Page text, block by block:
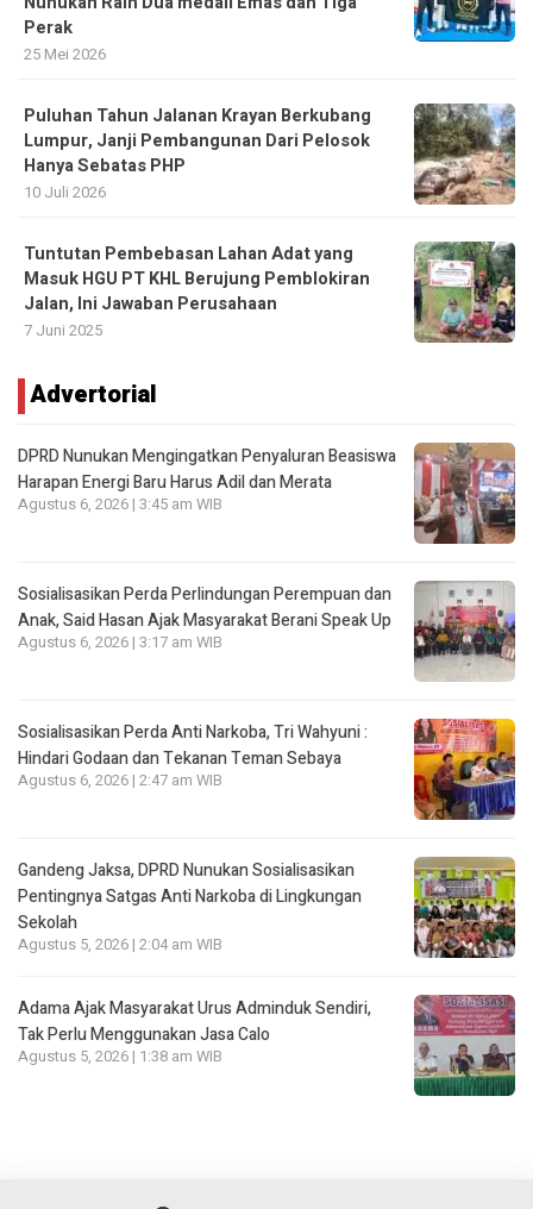
Perak
25 Mei 2026
Puluhan Tahun Jalanan Krayan Berkubang
Lumpur, Janji Pembangunan Dari Pelosok
Hanya Sebatas PHP
10 Juli 2026
Tuntutan Pembebasan Lahan Adat yang
Masuk HGU PT KHL Berujung Pemblokiran
Jalan, Ini Jawaban Perusahaan
7 Juni 2025
Advertorial
DPRD Nunukan Mengingatkan Penyaluran Beasiswa
Harapan Energi Baru Harus Adil dan Merata
Agustus 6, 2026 | 3:45 am WIB
Sosialisasikan Perda Perlindungan Perempuan dan
Anak, Said Hasan Ajak Masyarakat Berani Speak Up
Agustus 6, 2026 | 3:17 am WIB
Sosialisasikan Perda Anti Narkoba, Tri Wahyuni :
Hindari Godaan dan Tekanan Teman Sebaya
Agustus 6, 2026 | 2:47 am WIB
Gandeng Jaksa, DPRD Nunukan Sosialisasikan
Pentingnya Satgas Anti Narkoba di Lingkungan
Sekolah
Agustus 5, 2026 | 2:04 am WIB
Adama Ajak Masyarakat Urus Adminduk Sendiri,
Tak Perlu Menggunakan Jasa Calo
Agustus 5, 2026 | 1:38 am WIB